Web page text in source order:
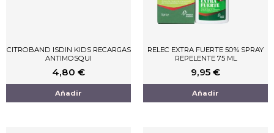
CITROBAND ISDIN KIDS RECARGAS
ANTIMOSQUI
4,80 €
Añadir
RELEC EXTRA FUERTE 50% SPRAY
REPELENTE 75 ML
9,95 €
Añadir